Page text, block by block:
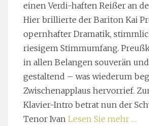
einen Verdi-haften Reißer an
Hier brillierte der Bariton Kai
opernhafter Dramatik,
riesigem Stimmumfang.
in allen Belangen souverän
gestaltend – was wiederum
Zwischenapplaus hervorrief.
Klavier-Intro betrat nun der
Tenor Ivan Lesen Sie mehr …